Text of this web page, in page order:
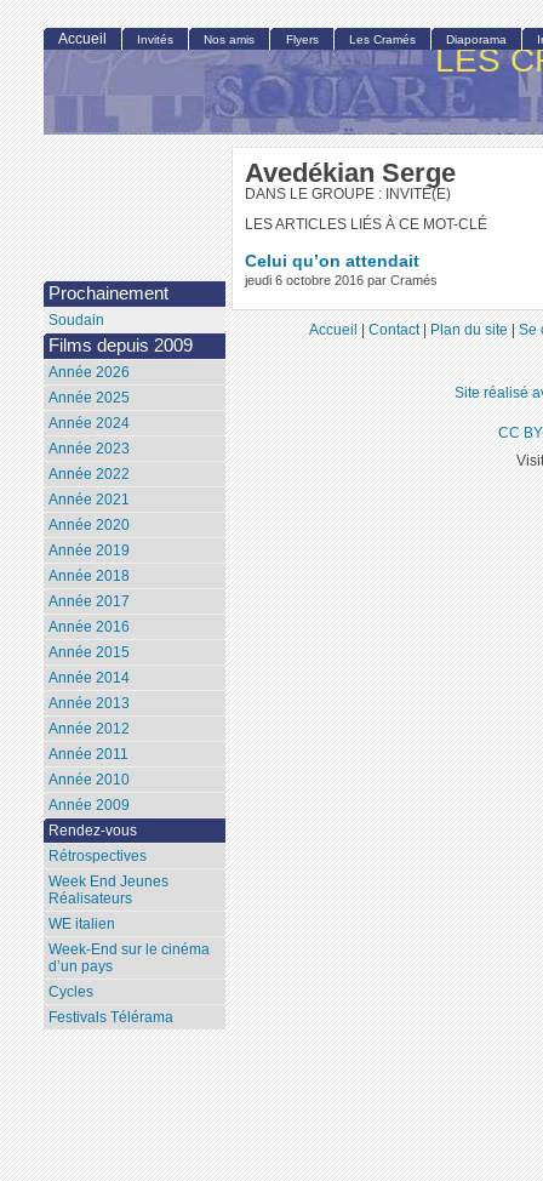
LES
Avedékian Serge
DANS LE GROUPE : INVITÉ(E)
LES ARTICLES LIÉS À CE MOT-CLÉ
Celui qu’on attendait
jeudi 6 octobre 2016 par Cramés
Accueil Invités Nos amis Flyers Les Cramés Diaporama
Prochainement
Soudain
Films depuis 2009
Année 2026
Année 2025
Année 2024
Année 2023
Année 2022
Année 2021
Année 2020
Année 2019
Année 2018
Année 2017
Année 2016
Année 2015
Année 2014
Année 2013
Année 2012
Année 2011
Année 2010
Année 2009
Rendez-vous
Rétrospectives
Week End Jeunes
Réalisateurs
WE italien
Week-End sur le cinéma
d’un pays
Cycles
Festivals Télérama
Accueil|Contact|Plan du site|Se
Site réalisé
CC